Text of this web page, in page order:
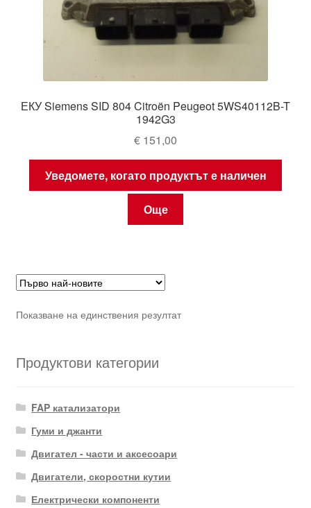
ЕКУ Siemens SID 804 Citroën Peugeot 5WS40112B-T
1942G3
€ 151,00
Уведомете, когато продуктът е наличен
Още
Показване на единствения резултат
Продуктови категории
FAP катализатори
Гуми и джанти
Двигател - части и аксесоари
Двигатели, скоростни кутии
Електрически компоненти